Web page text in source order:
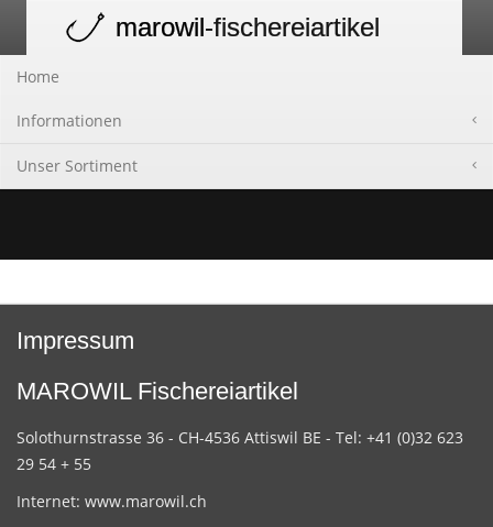
navigation
marowil-fischereiartikel
Home
Informationen
Unser Sortiment
Impressum
MAROWIL Fischereiartikel
Solothurnstrasse 36 - CH-4536 Attiswil BE - Tel: +41 (0)32 623
29 54 + 55
Internet: www.marowil.ch